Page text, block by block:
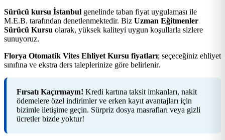
Sürücü kursu İstanbul genelinde taban fiyat uygulaması ile
M.E.B. tarafından denetlenmektedir. Biz Uzman Eğitmenler
Sürücü Kursu olarak, yüksek kaliteyi uygun koşullarla sizlere
sunuyoruz.
Florya Otomatik Vites Ehliyet Kursu fiyatları; seçeceğiniz ehliyet
sınıfına ve ekstra ders taleplerinize göre belirlenir.
Fırsatı Kaçırmayın! Kredi kartına taksit imkanları, nakit
ödemelere özel indirimler ve erken kayıt avantajları için
bizimle iletişime geçin. Sürpriz dosya masrafları veya gizli
ücretler bizde yoktur!